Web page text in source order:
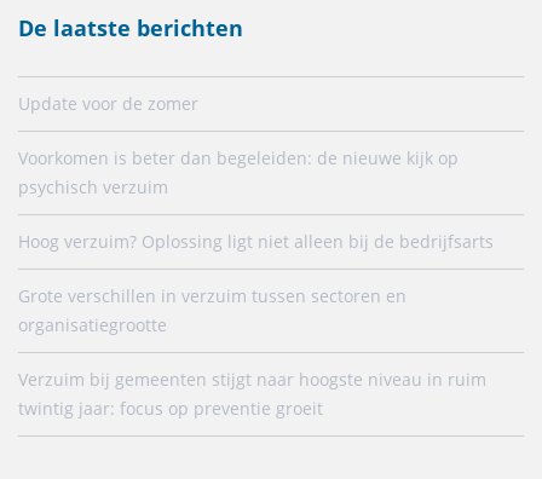
De laatste berichten
Update voor de zomer
Voorkomen is beter dan begeleiden: de nieuwe kijk op
psychisch verzuim
Hoog verzuim? Oplossing ligt niet alleen bij de bedrijfsarts
Grote verschillen in verzuim tussen sectoren en
organisatiegrootte
Verzuim bij gemeenten stijgt naar hoogste niveau in ruim
twintig jaar: focus op preventie groeit